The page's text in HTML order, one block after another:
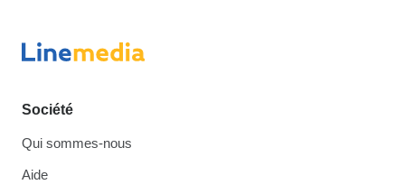
Société
Qui sommes-nous
Aide